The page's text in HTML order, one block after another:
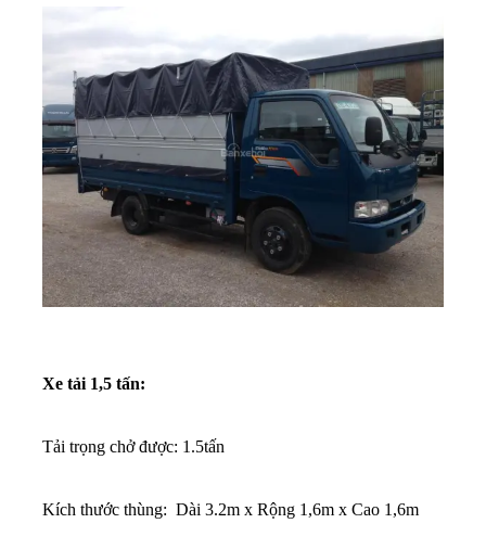
Xe tải 1,5 tấn:
Tải trọng chở được: 1.5tấn
Kích thước thùng: Dài 3.2m x Rộng 1,6m x Cao 1,6m